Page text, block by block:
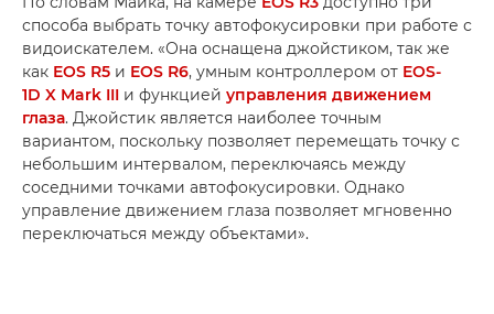
способа выбрать точку автофокусировки при работе с
видоискателем. «Она оснащена джойстиком, так же
как EOS R5 и EOS R6, умным контроллером от EOS-
1D X Mark III и функцией управления движением
глаза. Джойстик является наиболее точным
вариантом, поскольку позволяет перемещать точку с
небольшим интервалом, переключаясь между
соседними точками автофокусировки. Однако
управление движением глаза позволяет мгновенно
переключаться между объектами».